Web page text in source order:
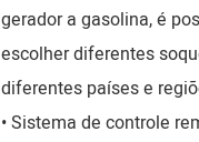
gerador a gasolina, é
escolher diferentes
diferentes países e
•Sistema de controle